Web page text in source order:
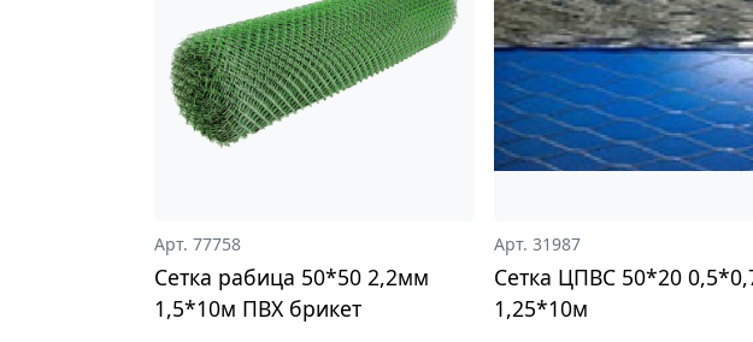
Арт. 77758
Сетка рабица 50*50 2,2мм
1,5*10м ПВХ брикет
Арт. 31987
Сетка ЦПВС 50*20
1,25*10м